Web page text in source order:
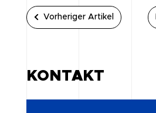
Vorheriger Artikel
KONTAKT